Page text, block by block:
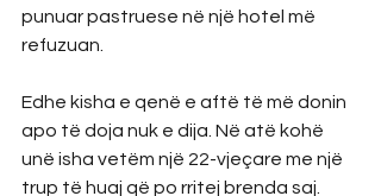
punuar pastruese në një hotel më
refuzuan.
Edhe kisha e qenë e aftë të më donin
apo të doja nuk e dija. Në atë kohë
unë isha vetëm një 22-vjeçare me një
trup të huaj që po rritej brenda saj.